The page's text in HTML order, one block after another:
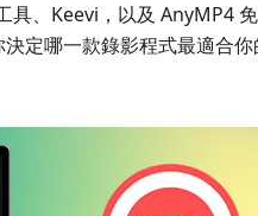
、Keevi，以及 AnyMP4
定哪一款錄影程式最適合